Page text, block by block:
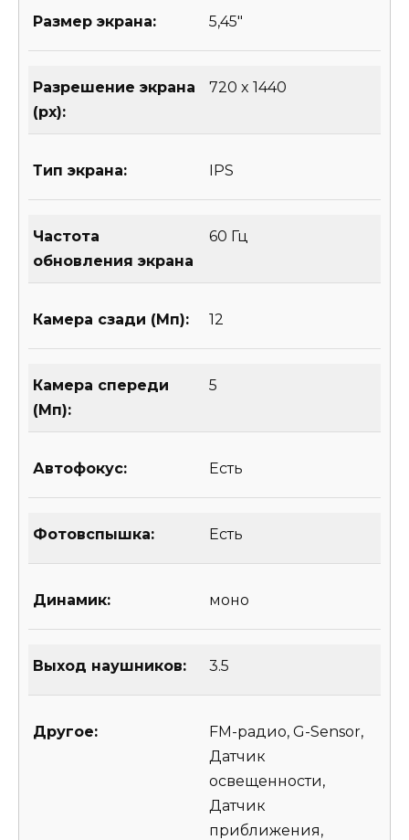
Размер экрана: 5,45″
Разрешение экрана
(px):
720 x 1440
Тип экрана: IPS
Частота
обновления экрана
60 Гц
Камера сзади (Мп): 12
Камера спереди
(Мп):
5
Автофокус: Есть
Фотовспышка: Есть
Динамик: моно
Выход наушников: 3.5
Другое:
FM-радио, G-Sensor,
Датчик
освещенности,
Датчик
приближения,